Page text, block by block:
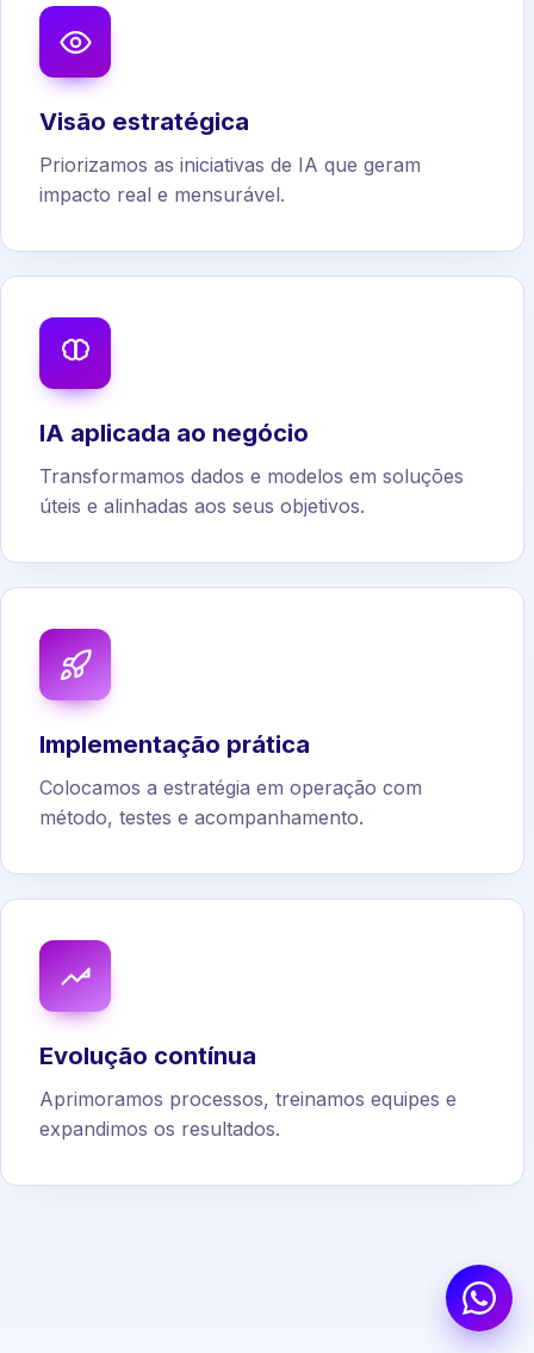
Visão estratégica
Priorizamos as iniciativas de IA que geram
impacto real e mensurável.
IA aplicada ao negócio
Transformamos dados e modelos em soluções
úteis e alinhadas aos seus objetivos.
Implementação prática
Colocamos a estratégia em operação com
método, testes e acompanhamento.
Evolução contínua
Aprimoramos processos, treinamos equipes e
expandimos os resultados.